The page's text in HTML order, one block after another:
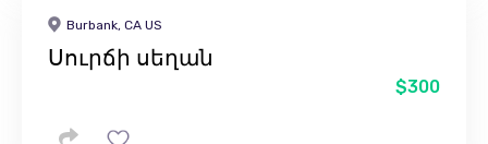
Burbank, CA US
Սուրճի սեղան
$300